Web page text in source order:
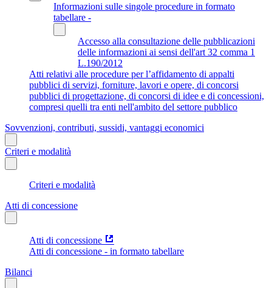
Informazioni sulle singole procedure in formato
tabellare -
Accesso alla consultazione delle pubblicazioni
delle informazioni ai sensi dell'art 32 comma 1
L.190/2012
Atti relativi alle procedure per l’affidamento di appalti
pubblici di servizi, forniture, lavori e opere, di concorsi
pubblici di progettazione, di concorsi di idee e di concessioni,
compresi quelli tra enti nell'ambito del settore pubblico
Sovvenzioni, contributi, sussidi, vantaggi economici
Criteri e modalità
Criteri e modalità
Atti di concessione
Atti di concessione
Atti di concessione - in formato tabellare
Bilanci